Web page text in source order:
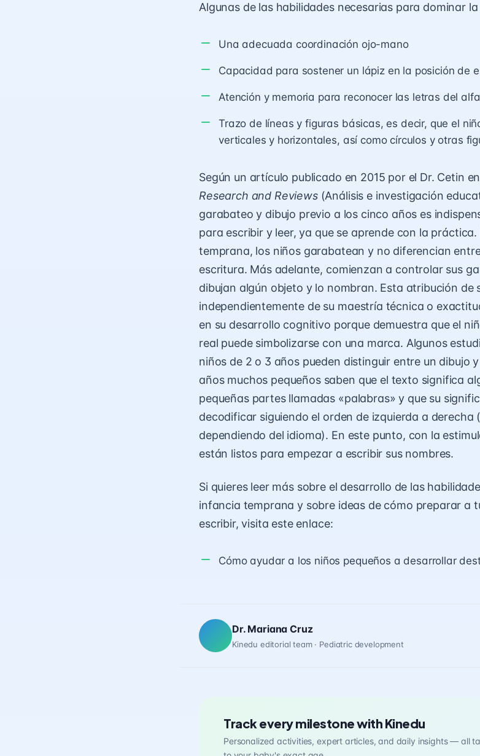
Algunas de las habilidades necesarias para dominar
Una adecuada coordinación ojo-mano
Capacidad para sostener un lápiz en la posición de
Atención y memoria para reconocer las letras del
Trazo de líneas y figuras básicas, es decir, que el
verticales y horizontales, así como círculos y otras
Según un artículo publicado en 2015 por el Dr. Cetin
Research and Reviews(Análisis e investigación
garabateo y dibujo previo a los cinco años es
para escribir y leer, ya que se aprende con la
temprana, los niños garabatean y no diferencian
escritura. Más adelante, comienzan a controlar sus
dibujan algún objeto y lo nombran. Esta atribución de
independientemente de su maestría técnica o
en su desarrollo cognitivo porque demuestra que el
real puede simbolizarse con una marca. Algunos
niños de 2 o 3 años pueden distinguir entre un dibujo
años muchos pequeños saben que el texto significa
pequeñas partes llamadas «palabras» y que su
decodificar siguiendo el orden de izquierda a derecha
dependiendo del idioma). En este punto, con la
están listos para empezar a escribir sus nombres.
Si quieres leer más sobre el desarrollo de las
infancia temprana y sobre ideas de cómo preparar a
escribir, visita este enlace:
Cómo ayudar a los niños pequeños a desarrollar
Dr. Mariana Cruz
Kinedu editorial team · Pediatric development
Track every milestone with Kinedu
Personalized activities, expert articles, and daily insights — all